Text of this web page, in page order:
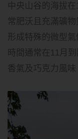
中央山谷的海拔
常肥沃且充滿礦
形成特殊的微型
時間通常在11月
香氣及巧克力風味